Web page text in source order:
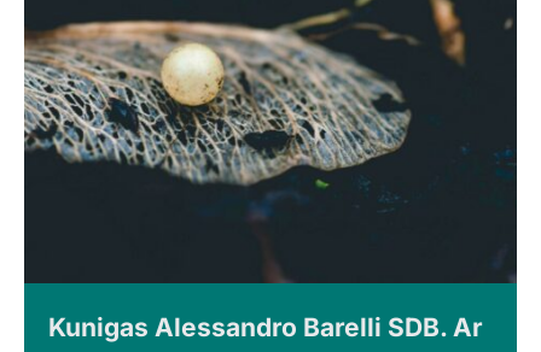
Kunigas Alessandro Barelli SDB. Ar